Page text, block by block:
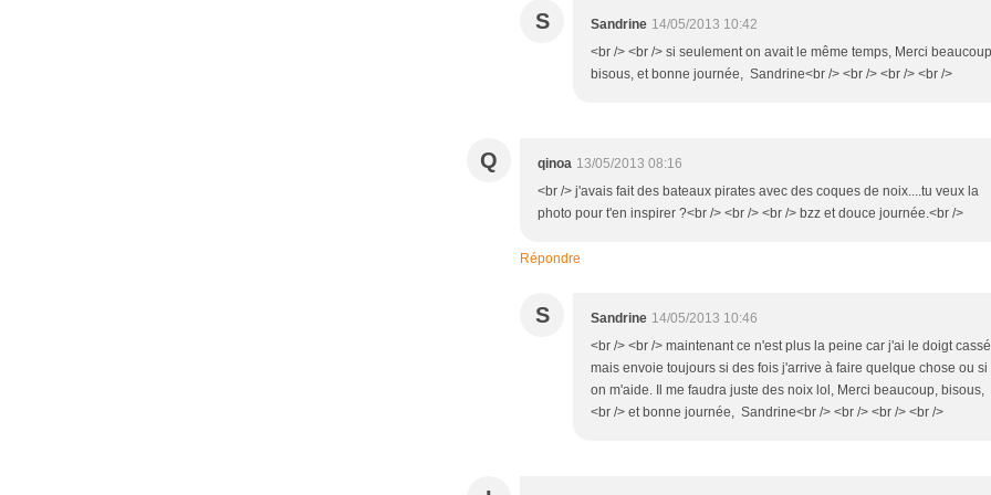
S Sandrine 14/05/2013 10:42
<br /> <br /> si seulement on avait le même temps, Merci
bisous, et bonne journée, Sandrine<br /> <br /> <br /> <br />
Q qinoa 13/05/2013 08:16
<br /> j'avais fait des bateaux pirates avec des coques de noix....tu veux la
photo pour t'en inspirer ?<br /> <br /> <br /> bzz et douce journée.<br />
Répondre
S Sandrine 14/05/2013 10:46
<br /> <br /> maintenant ce n'est plus la peine car j'ai le doigt cassé
mais envoie toujours si des fois j'arrive à faire quelque chose ou si
on m'aide. Il me faudra juste des noix lol, Merci beaucoup, bisous,
<br /> et bonne journée, Sandrine<br /> <br /> <br /> <br />